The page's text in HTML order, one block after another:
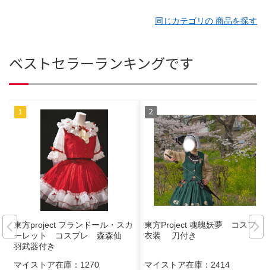
同じカテゴリの 商品を探す
ベストセラーランキングです
東方project フランドール・スカ
ーレット コスプレ 森森仙
羽武器付き
マイストア在庫： 1270
東方Project 魂魄妖夢 コスプレ
衣装 刀付き
マイストア在庫： 2414